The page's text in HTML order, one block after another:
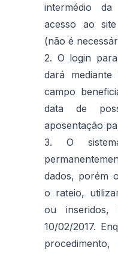
intermédio
acesso ao site
(não é
2. O login
dará
campo
data de
aposentação
3. O
dados, porém
o rateio,
ou
10/02/2017.